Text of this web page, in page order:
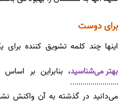
برای دوست
اینها چند کلمه تشویق کننده
بهتر می‌شناسید، بنابراین بر
می‌دانید در گذشته به آن واکنش